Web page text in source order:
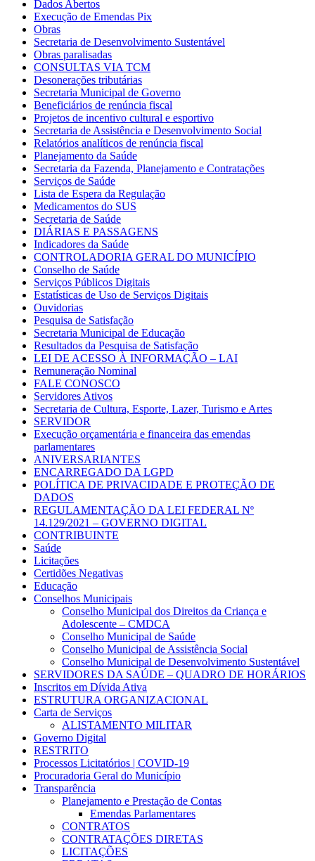
Dados Abertos
Execução de Emendas Pix
Obras
Secretaria de Desenvolvimento Sustentável
Obras paralisadas
CONSULTAS VIA TCM
Desonerações tributárias
Secretaria Municipal de Governo
Beneficiários de renúncia fiscal
Projetos de incentivo cultural e esportivo
Secretaria de Assistência e Desenvolvimento Social
Relatórios analíticos de renúncia fiscal
Planejamento da Saúde
Secretaria da Fazenda, Planejamento e Contratações
Serviços de Saúde
Lista de Espera da Regulação
Medicamentos do SUS
Secretaria de Saúde
DIÁRIAS E PASSAGENS
Indicadores da Saúde
CONTROLADORIA GERAL DO MUNICÍPIO
Conselho de Saúde
Serviços Públicos Digitais
Estatísticas de Uso de Serviços Digitais
Ouvidorias
Pesquisa de Satisfação
Secretaria Municipal de Educação
Resultados da Pesquisa de Satisfação
LEI DE ACESSO À INFORMAÇÃO – LAI
Remuneração Nominal
FALE CONOSCO
Servidores Ativos
Secretaria de Cultura, Esporte, Lazer, Turismo e Artes
SERVIDOR
Execução orçamentária e financeira das emendas
parlamentares
ANIVERSARIANTES
ENCARREGADO DA LGPD
POLÍTICA DE PRIVACIDADE E PROTEÇÃO DE
DADOS
REGULAMENTAÇÃO DA LEI FEDERAL Nº
14.129/2021 – GOVERNO DIGITAL
CONTRIBUINTE
Saúde
Licitações
Certidões Negativas
Educação
Conselhos Municipais
Conselho Municipal dos Direitos da Criança e
Adolescente – CMDCA
Conselho Municipal de Saúde
Conselho Municipal de Assistência Social
Conselho Municipal de Desenvolvimento Sustentável
SERVIDORES DA SAÚDE – QUADRO DE HORÁRIOS
Inscritos em Dívida Ativa
ESTRUTURA ORGANIZACIONAL
Carta de Serviços
ALISTAMENTO MILITAR
Governo Digital
RESTRITO
Processos Licitatórios | COVID-19
Procuradoria Geral do Município
Transparência
Planejamento e Prestação de Contas
Emendas Parlamentares
CONTRATOS
CONTRATAÇÕES DIRETAS
LICITAÇÕES